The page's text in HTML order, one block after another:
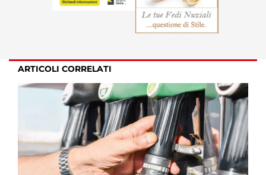
ARTICOLI CORRELATI